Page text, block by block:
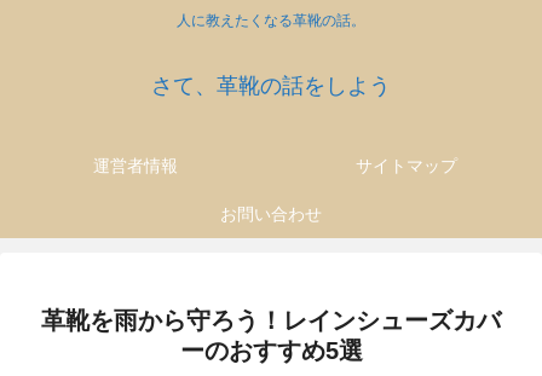
人に教えたくなる革靴の話。
さて、革靴の話をしよう
運営者情報 サイトマップ
お問い合わせ
革靴を雨から守ろう！レインシューズカバ
ーのおすすめ5選